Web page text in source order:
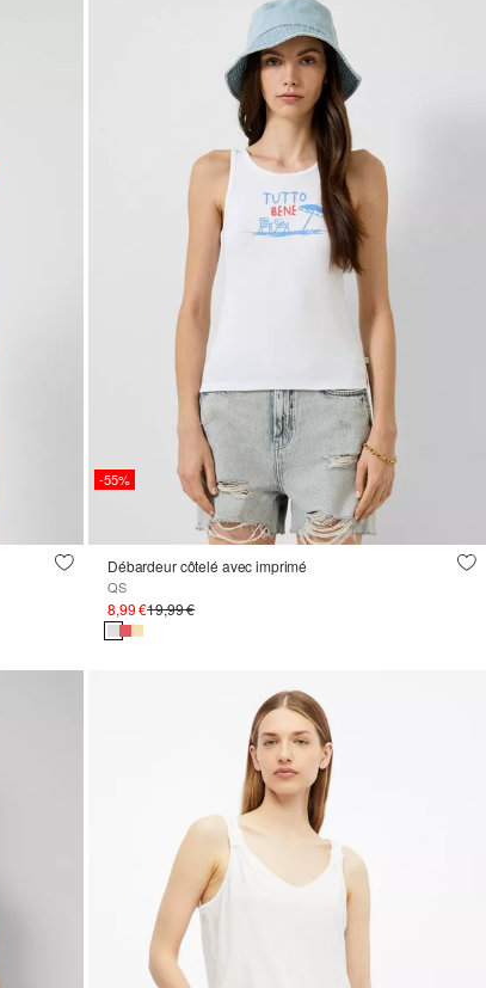
-55%
Débardeur côtelé avec imprimé
QS
8,99 €19,99 €